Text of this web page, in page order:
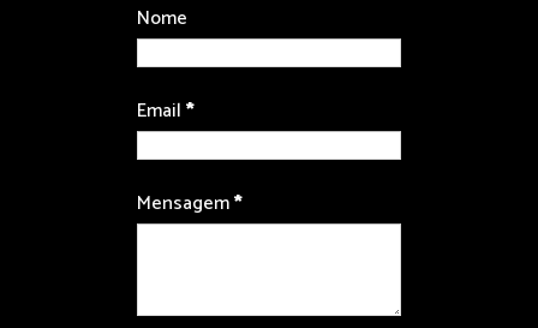
Nome
Email*
Mensagem*